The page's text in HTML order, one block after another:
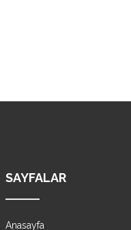
SAYFALAR
Anasayfa